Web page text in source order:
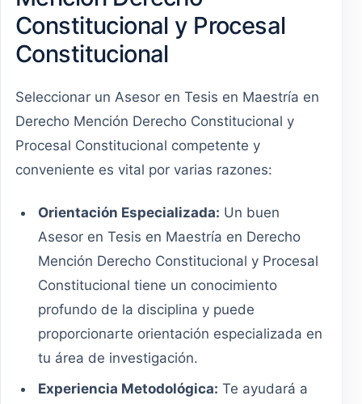
Constitucional y Procesal
Constitucional
Seleccionar un Asesor en Tesis en Maestría en
Derecho Mención Derecho Constitucional y
Procesal Constitucional competente y
conveniente es vital por varias razones:
Orientación Especializada: Un buen
Asesor en Tesis en Maestría en Derecho
Mención Derecho Constitucional y Procesal
Constitucional tiene un conocimiento
profundo de la disciplina y puede
proporcionarte orientación especializada en
tu área de investigación.
Experiencia Metodológica: Te ayudará a